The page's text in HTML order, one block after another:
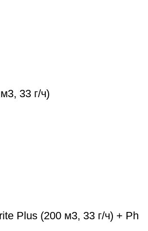
33 г/ч)
Plus (200 м3, 33 г/ч) + Ph